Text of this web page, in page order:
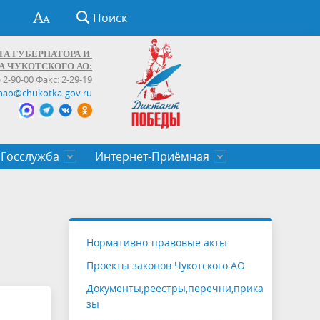
Поиск
ГУБЕРНАТОРА И
ЧУКОТСКОГО АО:
2-90-00 Факс: 2-29-19
gov.ru
Госслужба
служащих Чукотского автономного
Интернет-Приёмная
Нормативно-правовые акты
Проекты законов Чукотского АО
Документы,реестры,перечни,прика
зы